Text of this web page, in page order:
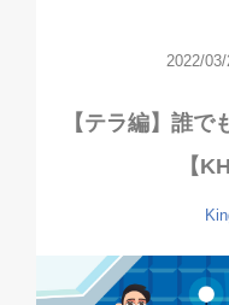
2022/
【テラ編】誰で
【